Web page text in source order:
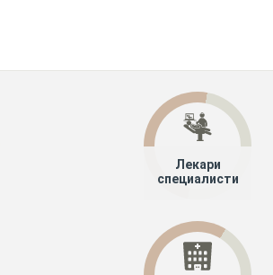
Лекари
специалисти